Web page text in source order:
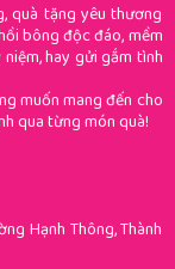
quà tặng yêu thương
bông độc đáo, mềm
hay gửi gắm tình
muốn mang đến cho
qua từng món quà!
Hạnh Thông, Thành